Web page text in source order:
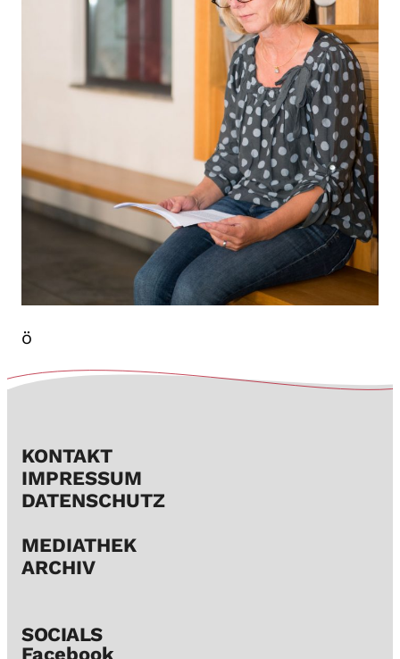
ö
KONTAKT
IMPRESSUM
DATENSCHUTZ
MEDIATHEK
ARCHIV
SOCIALS​
Facebook